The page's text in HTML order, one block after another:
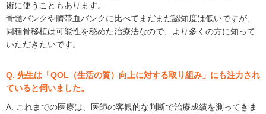
術に使うこともあります。
骨髄バンクや臍帯血バンクに比べてまだまだ認知度は低いですが、
同種骨移植は可能性を秘めた治療法なので、より多くの方に知って
いただきたいです。
Q. 先生は「QOL（生活の質）向上に対する取り組み」にも注力され
ていると伺いました。
A. これまでの医療は、医師の客観的な判断で治療成績を測ってきま